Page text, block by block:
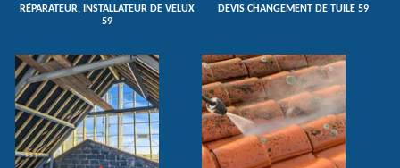
RÉPARATEUR, INSTALLATEUR DE VELUX
59
DEVIS CHANGEMENT DE TUILE 59